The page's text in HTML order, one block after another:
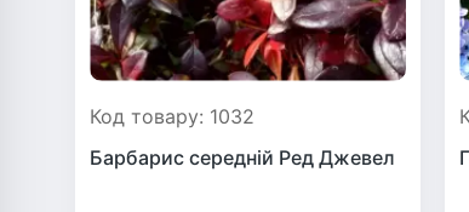
Код товару: 1032
Барбарис середній Ред Джевел